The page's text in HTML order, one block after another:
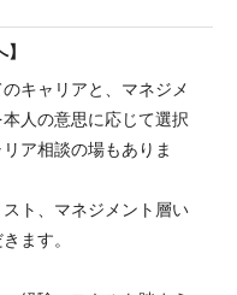
キャリアと、マネジメ
人の意思に応じて選択
ア相談の場もありま
ト、マネジメント層い
ます。